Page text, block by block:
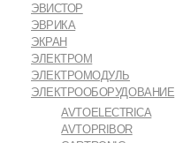
ЭВИСТОР
ЭВРИКА
ЭКРАН
ЭЛЕКТРОМ
ЭЛЕКТРОМОДУЛЬ
ЭЛЕКТРООБОРУДОВАНИЕ
AVTOELECTRICA
AVTOPRIBOR